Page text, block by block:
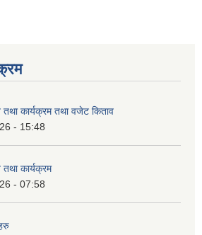
कार्यक्रम तथा वजेट किताव
- 15:48
कार्यक्रम
- 07:58